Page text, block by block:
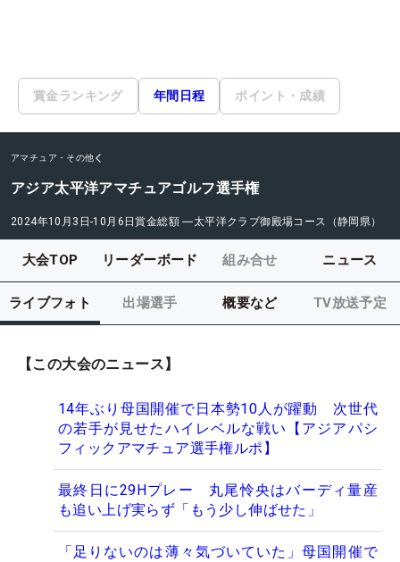
賞金ランキング 年間日程 ポイント・成績
アマチュア・その他
アジア太平洋アマチュアゴルフ選手権
2024年10月3日-10月6日賞金総額 ―太平洋クラブ御殿場コース（静岡県）
大会TOP リーダーボード 組み合せ ニュース
ライブフォト 出場選手 概要など TV放送予定
【この大会のニュース】
14年ぶり母国開催で日本勢10人が躍動 次世代
の若手が見せたハイレベルな戦い【アジアパシ
フィックアマチュア選手権ルポ】
最終日に29Hプレー 丸尾怜央はバーディ量産
も追い上げ実らず「もう少し伸ばせた」
「足りないのは薄々気づいていた」母国開催で